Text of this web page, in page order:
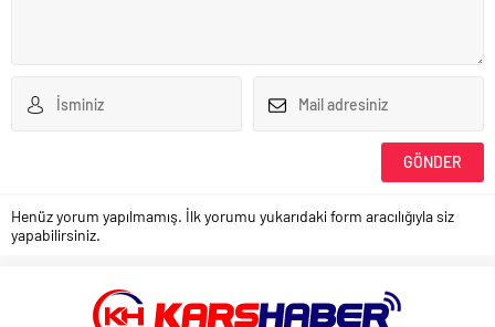
Henüz yorum yapılmamış. İlk yorumu yukarıdaki form aracılığıyla siz
yapabilirsiniz.